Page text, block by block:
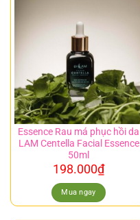
Essence Rau má phục hồi da
LAM Centella Facial Essence
50ml
198.000₫
Mua ngay